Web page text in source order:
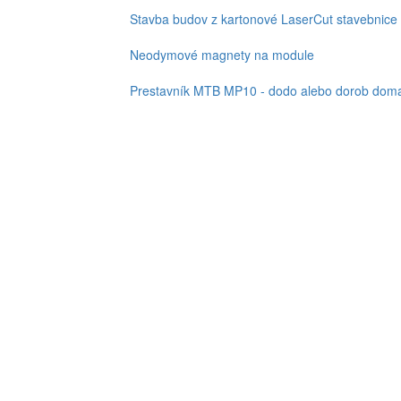
Stavba budov z kartonové LaserCut stavebnice
Neodymové magnety na module
Prestavník MTB MP10 - dodo alebo dorob